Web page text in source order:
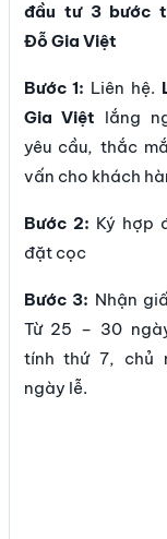
đầu tư 3 bước
Đỗ Gia Việt
Bước 1: Liên hệ.
Gia Việt lắng
yêu cầu, thắc
vấn cho khách
Bước 2: Ký hợp
đặt cọc
Bước 3: Nhận
Từ 25 – 30
tính thứ 7, chủ
ngày lễ.